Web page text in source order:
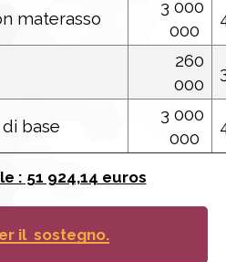
materasso
3 000
000
260
000
base
3 000
000
: 51 924,14 euros
il sostegno.